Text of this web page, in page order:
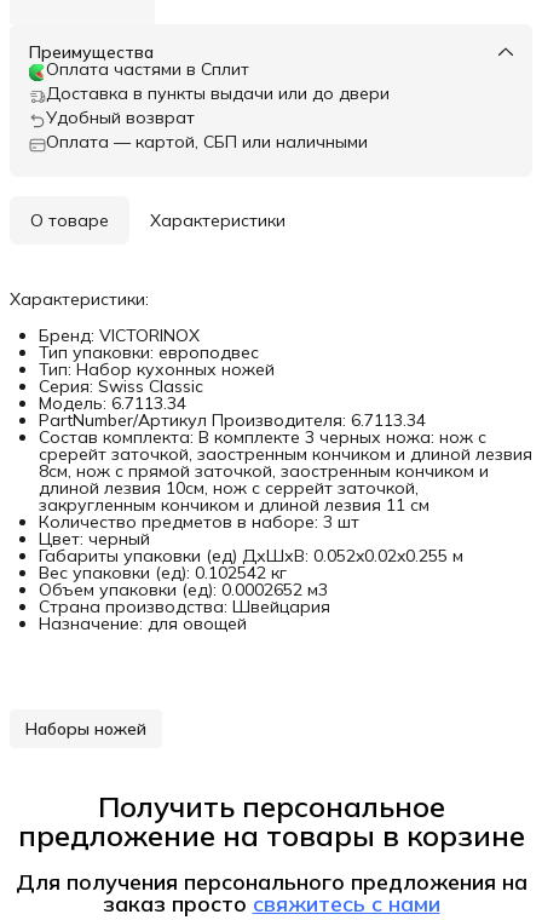
Преимущества
Оплата частями в Сплит
Доставка в пункты выдачи или до двери
Удобный возврат
Оплата — картой, СБП или наличными
О товаре Характеристики
Характеристики:
Бренд: VICTORINOX
Тип упаковки: европодвес
Тип: Набор кухонных ножей
Серия: Swiss Classic
Модель: 6.7113.34
PartNumber/Артикул Производителя: 6.7113.34
Состав комплекта: В комплекте 3 черных ножа: нож с
сререйт заточкой, заостренным кончиком и длиной лезвия
8см, нож с прямой заточкой, заостренным кончиком и
длиной лезвия 10см, нож с серрейт заточкой,
закругленным кончиком и длиной лезвия 11 см
Количество предметов в наборе: 3 шт
Цвет: черный
Габариты упаковки (ед) ДхШхВ: 0.052x0.02x0.255 м
Вес упаковки (ед): 0.102542 кг
Объем упаковки (ед): 0.0002652 м3
Страна производства: Швейцария
Назначение: для овощей
Наборы ножей
Получить персональное
предложение на товары в корзине
Для получения персонального предложения на
заказ просто свяжитесь с нами